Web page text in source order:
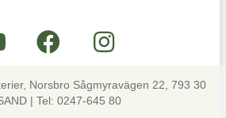
Norsbro Sågmyravägen 22, 793 30
| Tel: 0247-645 80